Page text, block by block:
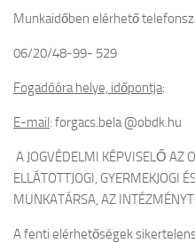
Munkaidőben elérhető
06/20/48-99- 529
Fogadóóra helye, időpontja:
E-mail: forgacs.bela @obdk.hu
A JOGVÉDELMI KÉPVISELŐ AZ
ELLÁTOTTJOGI, GYERMEKJOGI
MUNKATÁRSA, AZ
A fenti elérhetőségek